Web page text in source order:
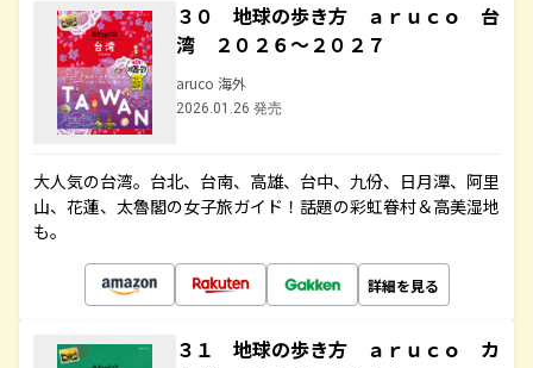
３０ 地球の歩き方 ａｒｕｃｏ 台
湾 ２０２６～２０２７
aruco 海外
2026.01.26 発売
大人気の台湾。台北、台南、高雄、台中、九份、日月潭、阿里
山、花蓮、太魯閣の女子旅ガイド！話題の彩虹眷村＆高美湿地
も。
詳細を見る
３１ 地球の歩き方 ａｒｕｃｏ カ